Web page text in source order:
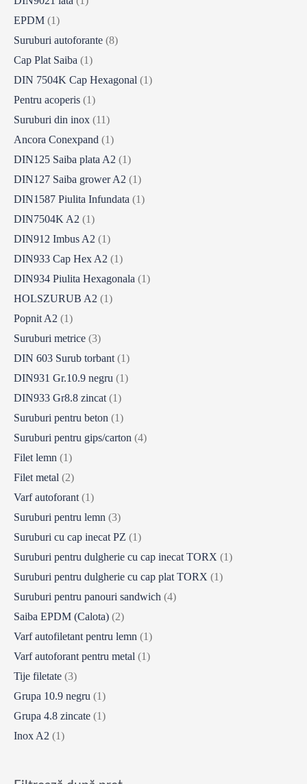
EPDM (1)
Suruburi autoforante (8)
Cap Plat Saiba (1)
DIN 7504K Cap Hexagonal (1)
Pentru acoperis (1)
Suruburi din inox (11)
Ancora Conexpand (1)
DIN125 Saiba plata A2 (1)
DIN127 Saiba grower A2 (1)
DIN1587 Piulita Infundata (1)
DIN7504K A2 (1)
DIN912 Imbus A2 (1)
DIN933 Cap Hex A2 (1)
DIN934 Piulita Hexagonala (1)
HOLSZURUB A2 (1)
Popnit A2 (1)
Suruburi metrice (3)
DIN 603 Surub torbant (1)
DIN931 Gr.10.9 negru (1)
DIN933 Gr8.8 zincat (1)
Suruburi pentru beton (1)
Suruburi pentru gips/carton (4)
Filet lemn (1)
Filet metal (2)
Varf autoforant (1)
Suruburi pentru lemn (3)
Suruburi cu cap inecat PZ (1)
Suruburi pentru dulgherie cu cap inecat TORX (1)
Suruburi pentru dulgherie cu cap plat TORX (1)
Suruburi pentru panouri sandwich (4)
Saiba EPDM (Calota) (2)
Varf autofiletant pentru lemn (1)
Varf autoforant pentru metal (1)
Tije filetate (3)
Grupa 10.9 negru (1)
Grupa 4.8 zincate (1)
Inox A2 (1)